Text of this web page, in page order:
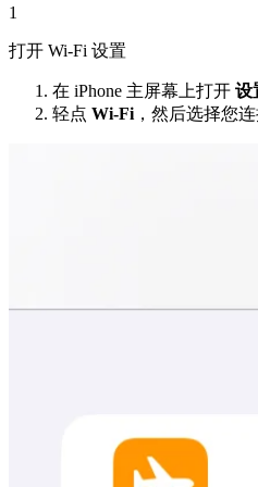
1
打开 Wi-Fi 设置
在 iPhone 主屏幕上打开 设
轻点 Wi-Fi ，然后选择您